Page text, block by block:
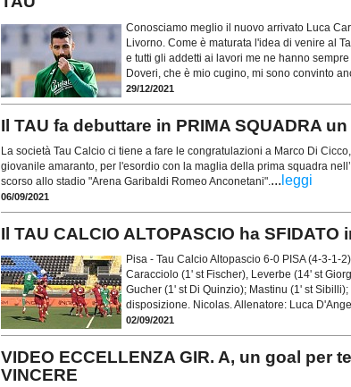
Conosciamo meglio il nuovo arrivato Luca
Livorno. Come è maturata l'idea di venire al
e tutti gli addetti ai lavori me ne hanno
Doveri, che è mio cugino, mi sono convinto
29/12/2021
Il TAU fa debuttare in PRIMA SQUADRA
La società Tau Calcio ci tiene a fare le congratulazioni a Marco Di
giovanile amaranto, per l'esordio con la maglia della prima squadra
scorso allo stadio "Arena Garibaldi Romeo Anconetani".... leggi
06/09/2021
Il TAU CALCIO ALTOPASCIO ha SFIDATO
Pisa - Tau Calcio Altopascio 6-0 PISA (4-3-1-
Caracciolo (1' st Fischer), Leverbe (14' st
Gucher (1' st Di Quinzio); Mastinu (1' st
disposizione. Nicolas. Allenatore: Luca
02/09/2021
VIDEO ECCELLENZA GIR. A, un goal per
VINCERE